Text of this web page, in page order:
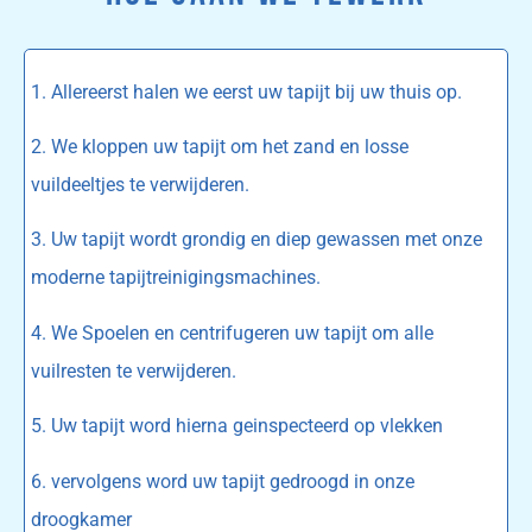
1. Allereerst halen we eerst uw tapijt bij uw thuis op.
2. We kloppen uw tapijt om het zand en losse
vuildeeltjes te verwijderen.
3. Uw tapijt wordt grondig en diep gewassen met onze
moderne tapijtreinigingsmachines.
4. We Spoelen en centrifugeren uw tapijt om alle
vuilresten te verwijderen.
5. Uw tapijt word hierna geinspecteerd op vlekken
6. vervolgens word uw tapijt gedroogd in onze
droogkamer